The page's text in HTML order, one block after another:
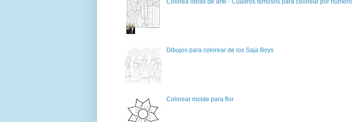
Dibujos para colorear de los Saja Boys
Colorear molde para flor